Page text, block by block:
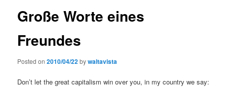
Große Worte eines
Freundes
Posted on2010/04/22bywaltavista
Don’t let the great capitalism win over you, in my country we say: